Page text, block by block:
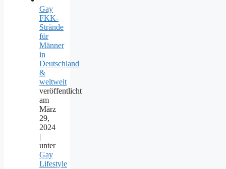
Gay
FKK-
Strände
für
Männer
in
Deutschland
&
weltweit
veröffentlicht
am
März
29,
2024
|
unter
Gay
Lifestyle